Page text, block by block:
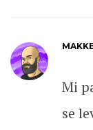
Mi
se